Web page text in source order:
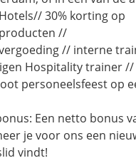
30% korting op
//
// interne
Hospitality trainer
personeelsfeest op
Een netto bonus
je voor ons een
vindt!